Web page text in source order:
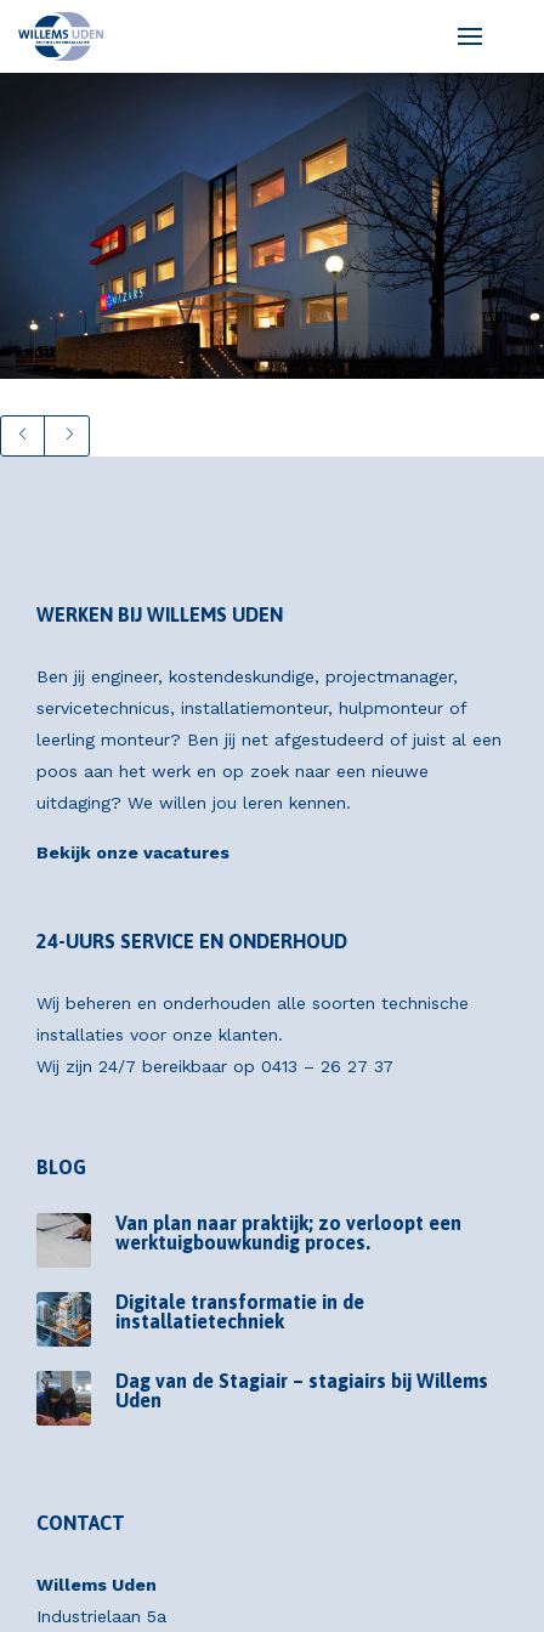
WERKEN BIJ WILLEMS UDEN
Ben jij engineer, kostendeskundige, projectmanager,
servicetechnicus, installatiemonteur, hulpmonteur of
leerling monteur? Ben jij net afgestudeerd of juist al een
poos aan het werk en op zoek naar een nieuwe
uitdaging? We willen jou leren kennen.
Bekijk onze vacatures
24-UURS SERVICE EN ONDERHOUD
Wij beheren en onderhouden alle soorten technische
installaties voor onze klanten.
Wij zijn 24/7 bereikbaar op 0413 – 26 27 37
BLOG
Van plan naar praktijk; zo verloopt een
werktuigbouwkundig proces.
Digitale transformatie in de
installatietechniek
Dag van de Stagiair – stagiairs bij Willems
Uden
CONTACT
Willems Uden
Industrielaan 5a